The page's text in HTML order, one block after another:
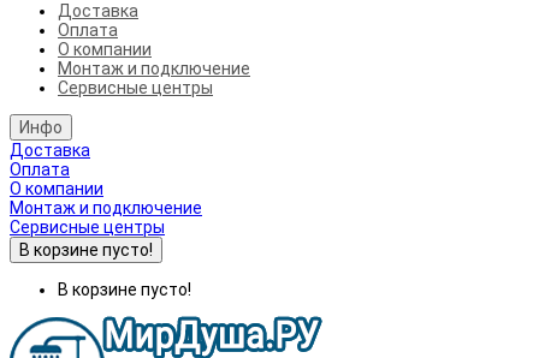
Доставка
Оплата
О компании
Монтаж и подключение
Сервисные центры
Инфо
Доставка
Оплата
О компании
Монтаж и подключение
Сервисные центры
В корзине пусто!
В корзине пусто!